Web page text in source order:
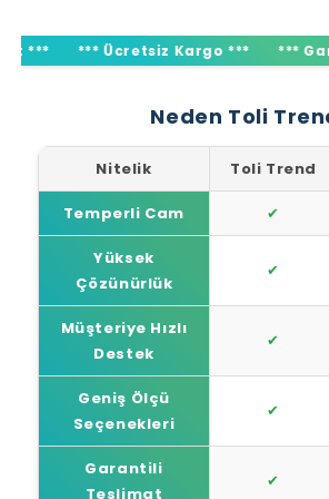
*** Ücretsiz Kargo *** ***
Neden Toli
Nitelik Toli Trend
Temperli Cam ✔
Yüksek
Çözünürlük
✔
Müşteriye Hızlı
Destek
✔
Geniş Ölçü
Seçenekleri
✔
Garantili
Teslimat
✔